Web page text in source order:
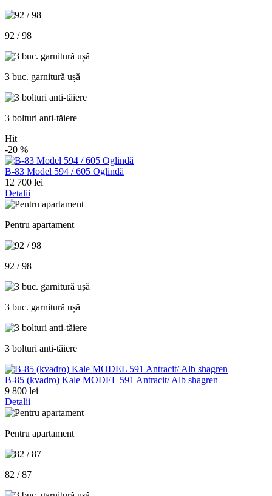
92 / 98
3 buc. garnitură ușă
3 bolturi anti-tăiere
Hit
-20 %
В-83 Model 594 / 605 Oglindă
12 700 lei
Detalii
Pentru apartament
92 / 98
3 buc. garnitură ușă
3 bolturi anti-tăiere
В-85 (kvadro) Kale MODEL 591 Antracit/ Alb shagren
9 800 lei
Detalii
Pentru apartament
82 / 87